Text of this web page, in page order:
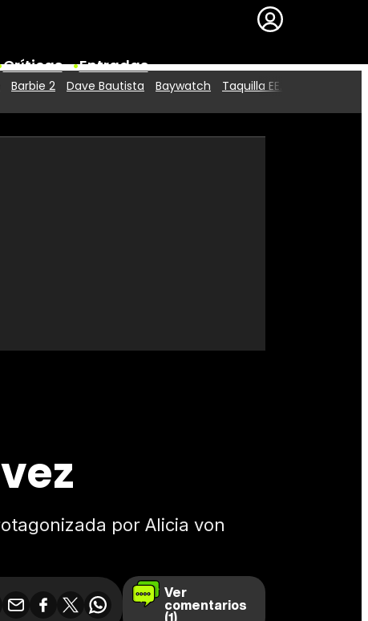
Críticas Entradas
Premios
Barbie 2 Dave Bautista Baywatch Taquilla EE.UU.
por Alicia von
Ver
comentarios